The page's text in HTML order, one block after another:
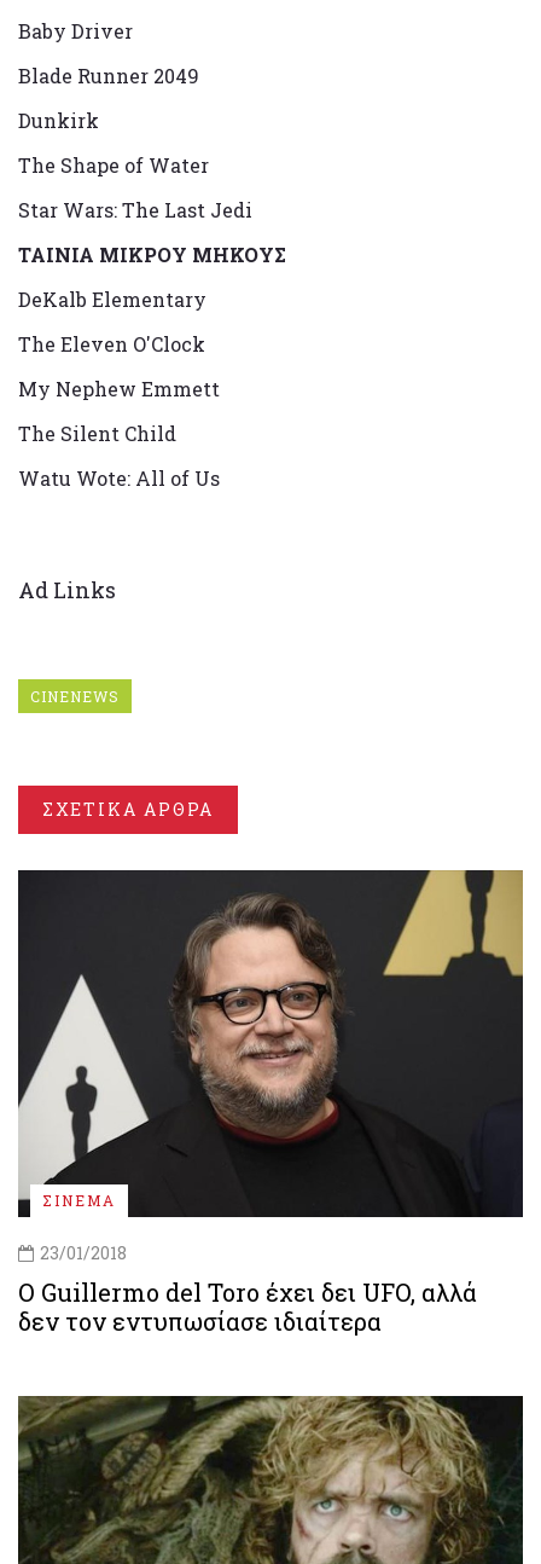
Baby Driver
Blade Runner 2049
Dunkirk
The Shape of Water
Star Wars: The Last Jedi
ΤΑΙΝΙΑ ΜΙΚΡΟΥ ΜΗΚΟΥΣ
DeKalb Elementary
The Eleven O'Clock
My Nephew Emmett
The Silent Child
Watu Wote: All of Us
Ad Links
CINENEWS
ΣΧΕΤΙΚΑ ΑΡΘΡΑ
ΣΙΝΕΜΑ
23/01/2018
Ο Guillermo del Toro έχει δει UFO, αλλά
δεν τον εντυπωσίασε ιδιαίτερα